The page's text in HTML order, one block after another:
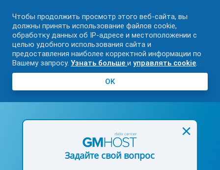
Чтобы продолжить просмотр этого веб-сайта, вы
должны принять использование файлов cookie,
обработку данных об IP-адресе и местоположении с
целью удобного использования сайта и
предоставления наиболее корректной информации по
Вашему запросу. Узнать больше и управлять cookie.
OK
Задайте свой вопрос